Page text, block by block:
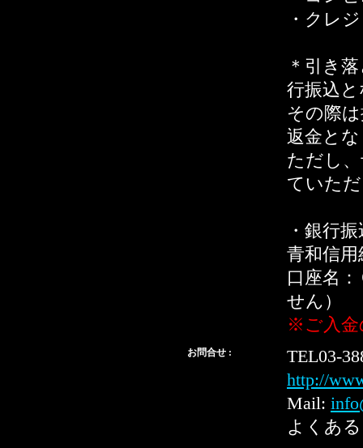
・クレ
＊引き
行振込
その際
返金と
ただし
ていた
・銀行
青和信
口座名
せん）
※ご入金
お問合せ :
TEL03-
http://
Mail:
よくあ